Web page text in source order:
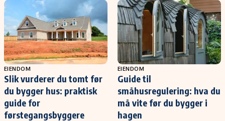
EIENDOM
Slik vurderer du tomt før
du bygger hus: praktisk
guide for
førstegangsbyggere
EIENDOM
Guide til
småhusregulering: hva du
må vite før du bygger i
hagen